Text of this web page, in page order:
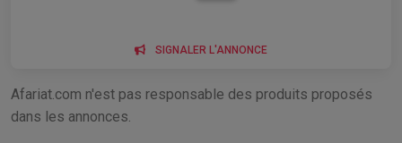
SIGNALER L'ANNONCE
Afariat.com n'est pas responsable des produits proposés
dans les annonces.